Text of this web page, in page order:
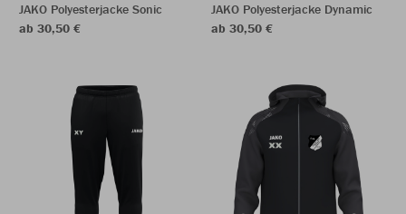
JAKO Polyesterjacke Sonic
ab 30,50 €
JAKO Polyesterjacke Dynamic
ab 30,50 €